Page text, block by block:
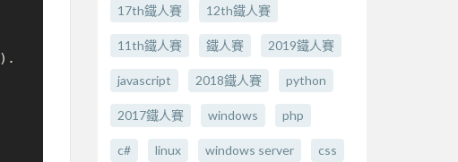
).
17th鐵人賽 12th鐵人賽
11th鐵人賽 鐵人賽 2019鐵人賽
javascript 2018鐵人賽 python
2017鐵人賽 windows php
c# linux windows server css